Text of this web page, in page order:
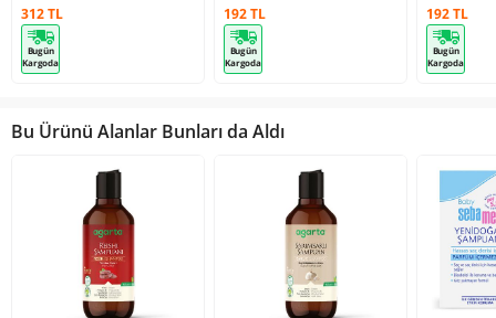
1kişi favoriledi!
312 TL
Bugün
Kargoda
1kişi favoriledi!
192 TL
Bugün
Kargoda
192 TL
Bugün
Kargoda
Bu Ürünü Alanlar Bunları da Aldı